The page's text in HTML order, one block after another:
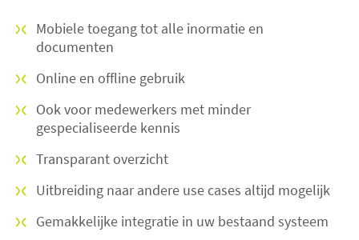
Mobiele toegang tot alle inormatie en
documenten
Online en offline gebruik
Ook voor medewerkers met minder
gespecialiseerde kennis
Transparant overzicht
Uitbreiding naar andere use cases altijd mogelijk
Gemakkelijke integratie in uw bestaand systeem